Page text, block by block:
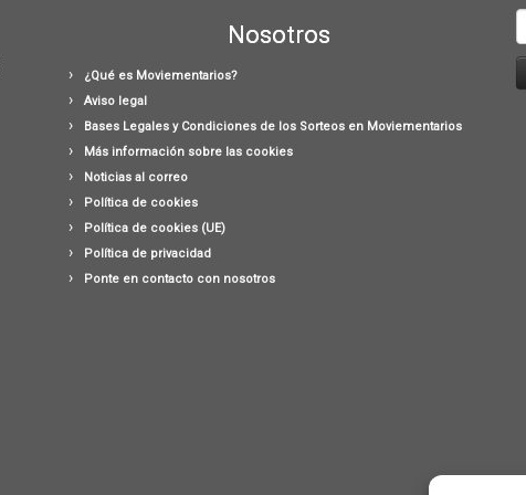
Nosotros
¿Qué es Moviementarios?
Aviso legal
Bases Legales y Condiciones de los Sorteos en Moviementarios
Más información sobre las cookies
Noticias al correo
Política de cookies
Política de cookies (UE)
Política de privacidad
Ponte en contacto con nosotros